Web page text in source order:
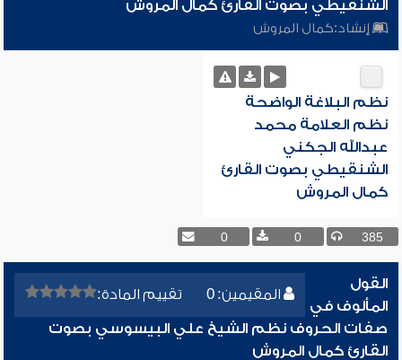
الشنقيطي بصوت القارئ كمال المروش
إنشاد:كمال المروش
نظم البلاغة الواضحة
نظم العلامة محمد
عبدالله الجكني
الشنقيطي بصوت القارئ
كمال المروش
385
0
0
المقيمين: 0 تقييم المادة:
القول
المألوف في
صفات الحروف نظم الشيخ علي البيسوسي بصوت
القارئ كمال المروش